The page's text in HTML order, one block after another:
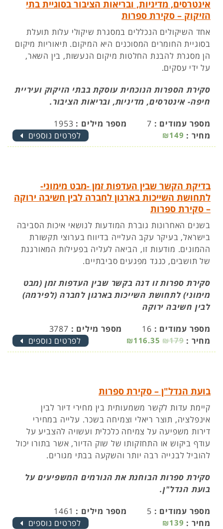
אינטרסים, מדיניות, ובריאות הציבור בסוגיית בתי
הזיקוק – סקירת ספרות
אחד השיקולים הנכללים במסגרת שיקולי עלות תועלת
בסוגיית החומרים המסוכנים היא המיקום. תיאוריות מיקום
הן מסגרת להבנת החלטות מיקום הנעשות, בין השאר,
על ידי עסקים.
סקירת הספרות הנוכחית עוסקת בבתי הזיקוק ועיריית
חיפה- אינטרסים, מדיניות, ובריאות הציבור.
מספר עמודים : 7 מספר מילים : 1953
מחיר : ₪149 לפרטים נוספים
בדיקת הקשר שבין העדפות זמן -מבט מימוני-
לתחושת השייכות בארגון לחברה לבין חשיבה ירוקה
– סקירת ספרות
בשנים האחרונות גוברת המודעות לנושאי איכות הסביבה
בישראל, בעיקר עקב העלייה בדיווח בערוצי תקשורת
ההמונים. מודעות זו, הביאה לעליה בפעילות המאורגנת
של תושבים, כנגד מפגעים סביבתיים.
סקירת ספרות זו דנה בקשר שבין העדפות זמן (מבט
מימוני) לתחושת השייכות בארגון לחברה (לפירמה)
לבין חשיבה ירוקה
מספר עמודים : 16 מספר מילים : 3787
מחיר : ₪179
₪116.35 לפרטים נוספים
בועת הנדל"ן – סקירת ספרות
קיימת עדות לקשר משמעותית בין מחירי דיור לבין
אינפלציה, תוצר ריאלי וצמיחה בשכר. עלייה במחירי
דירות משפיעה על צמיחה כלכלית ועשויה להצביע על
עודף ביקוש או התחזקותו של שוק הדיור, אשר בתורו יכול
להוביל לבנייה רבה יותר והשקעה בבתי מגורים.
סקירת ספרות הבוחנת את הגורמים המשפיעים על
בועת הנדל"ן.
מספר עמודים : 5 מספר מילים : 1461
מחיר : ₪139 לפרטים נוספים